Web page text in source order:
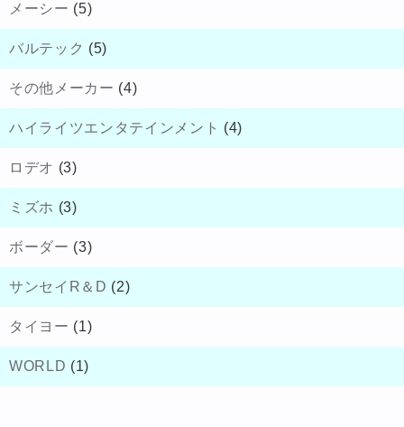
メーシー (5)
バルテック (5)
その他メーカー (4)
ハイライツエンタテインメント (4)
ロデオ (3)
ミズホ (3)
ボーダー (3)
サンセイR＆D (2)
タイヨー (1)
WORLD (1)